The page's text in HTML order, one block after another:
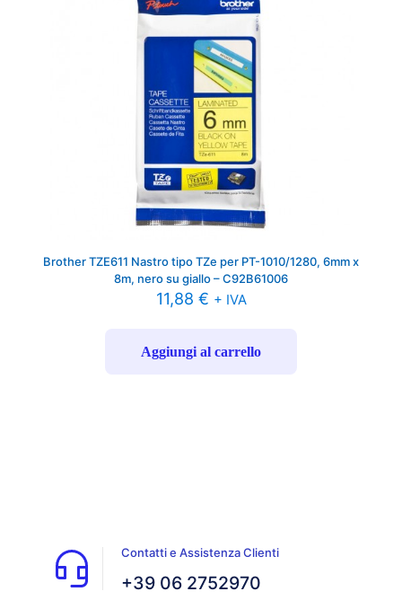
Brother TZE611 Nastro tipo TZe per PT-1010/1280, 6mm x
8m, nero su giallo – C92B61006
11,88 € + IVA
Aggiungi al carrello
Contatti e Assistenza Clienti
+39 06 2752970